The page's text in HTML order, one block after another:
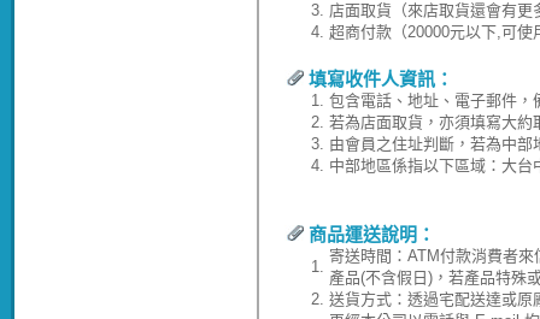
3. 店面取貨（來店取貨還會有更
4. 超商付款（20000元以下,可
填寫收件人資訊：
1. 包含電話、地址、電子郵件
2. 若為店面取貨，亦須填寫大
3. 由會員之住址判斷，若為中部
4. 中部地區係指以下區域：大台
商品運送說明：
1.
寄送時間：ATM付款消費者
產品(不含假日)，若產品特殊
2. 送貨方式：透過宅配送達或